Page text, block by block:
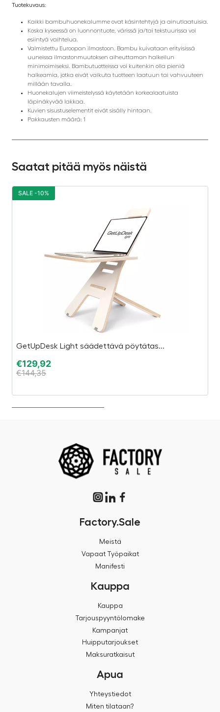
Tuotekuvaus:
Kaikki bambuhuonekalumme ovat käsintehtyjä ja ainutlaatuisia.
Koska kyseessä on luonnontuote, värissä ja/tai tekstuurissa voi
esiintyä vaihtelua.
Valmistettu Euroopan ilmastoon. Bambu kuivataan erityisissä
uuneissa ilmastonmuutoksen aiheuttaman halkeilun
minimoimiseksi. Bambutuotteissa voi kuitenkin olla pieniä
halkeamia, jotka eivät vaikuta tuotteen laatuun tai vahvuuteen
millään tavalla.
Huonekalujen viimeistelyssä käytetään korkealaatuista
läpinäkyvää lakkaa.
Kuvien sisustuselementit eivät sisälly hintaan.
Pakkausten määrä: 1
Saatat pitää myös näistä
GetUpDesk Light säädettävä pöytätas...
€129,92
€144,35
SALE -10%
Factory.Sale
Meistä
Vapaat Työpaikat
Manifesti
Kauppa
Kauppa
Tarjouspyyntölomake
Kampanjat
Huipputarjoukset
Maksuratkaisut
Apua
Yhteystiedot
Miten tilataan?